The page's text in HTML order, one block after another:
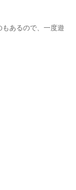
あるので、一度遊